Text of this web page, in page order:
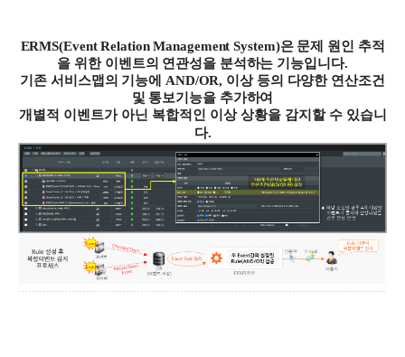
ERMS(Event Relation Management System)은 문제 원인 추적
을 위한 이벤트의 연관성을 분석하는 기능입니다.
기존 서비스맵의 기능에
AND/OR, 이상 등의 다양한 연산조건
및 통보기능을 추가하여
개별적 이벤트가 아닌 복합적인 이상 상황을 감지할 수 있습니
다.